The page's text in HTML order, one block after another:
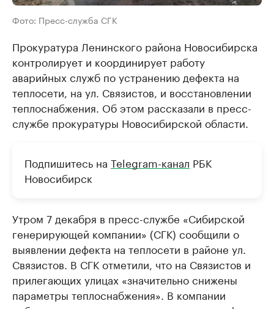
Фото: Пресс-служба СГК
Прокуратура Ленинского района Новосибирска
контролирует и координирует работу
аварийных служб по устранению дефекта на
теплосети, на ул. Связистов, и восстановлении
теплоснабжения. Об этом рассказали в пресс-
службе прокуратуры Новосибирской области.
Подпишитесь на Telegram-канал РБК
Новосибирск
Утром 7 декабря в пресс-службе «Сибирской
генерирующей компании» (СГК) сообщили о
выявлении дефекта на теплосети в районе ул.
Связистов. В СГК отметили, что на Связистов и
прилегающих улицах «значительно снижены
параметры теплоснабжения». В компании